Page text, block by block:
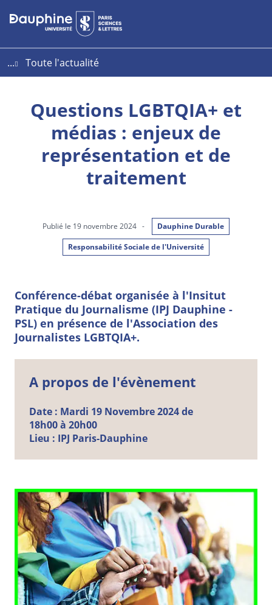
Aller
au
Aller
au
Plan
du
...
Toute l'actualité
Questions LGBTQIA+ et
médias : enjeux de
représentation et de
traitement
Publié le 19 novembre 2024 -
Dauphine Durable
Responsabilité Sociale de l'Université
Conférence-débat organisée à l'Insitut
Pratique du Journalisme (IPJ Dauphine -
PSL) en présence de l'Association des
Journalistes LGBTQIA+.
A propos de l'évènement
Date : Mardi 19 Novembre2024 de
18h00 à 20h00
Lieu : IPJ Paris-Dauphine